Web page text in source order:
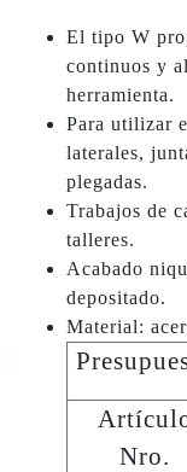
El tipo W
continuos y
herramienta.
Para utilizar
laterales,
plegadas.
Trabajos de
talleres.
Acabado
depositado.
Material:
Nro.